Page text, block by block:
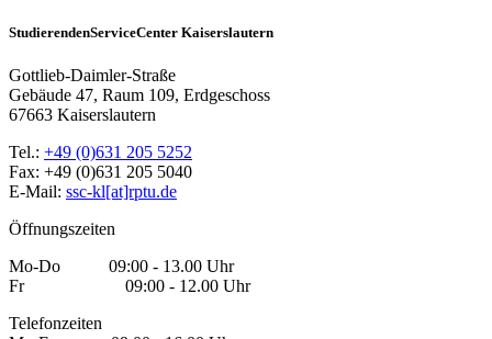
StudierendenServiceCenter Kaiserslautern
Gottlieb-Daimler-Straße
Gebäude 47, Raum 109, Erdgeschoss
67663 Kaiserslautern
Tel.: +49 (0)631 205 5252
Fax: +49 (0)631 205 5040
E-Mail: ssc-kl[at]rptu.de
Öffnungszeiten
Mo-Do 09:00 - 13.00 Uhr
Fr 09:00 - 12.00 Uhr
Telefonzeiten